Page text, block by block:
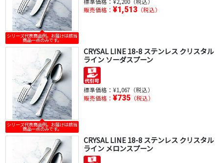
シリーズ代表商品例。お届けは該当
商品一点のみです。
販売価格： ¥1,513（税込）
シリーズ代表商品例。お届けは該当
商品一点のみです。
CRYSAL LINE 18-8 ステンレス クリスタル
ライン ソーダスプーン
標準価格： ¥1,067（税込）
販売価格： ¥735（税込）
CRYSAL LINE 18-8 ステンレス クリスタル
ライン メロンスプーン